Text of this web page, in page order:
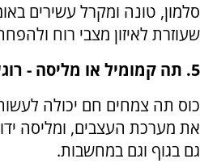
שעוזרת לאיזון מצבי רוח
5. תה קמומיל או מליסה - רוגע בכוס
כוס תה צמחים חם יכולה
את מערכת העצבים, ומליסה
גם בגוף וגם במחשבות.